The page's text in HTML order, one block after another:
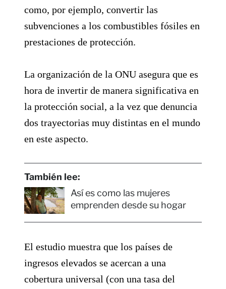
como, por ejemplo, convertir las
subvenciones a los combustibles fósiles en
prestaciones de protección.
La organización de la ONU asegura que es
hora de invertir de manera significativa en
la protección social, a la vez que denuncia
dos trayectorias muy distintas en el mundo
en este aspecto.
También lee:
Así es como las mujeres
emprenden desde su hogar
El estudio muestra que los países de
ingresos elevados se acercan a una
cobertura universal (con una tasa del